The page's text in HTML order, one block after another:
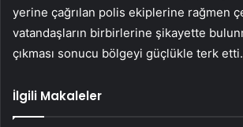
yerine çağrılan polis ekiplerine rağmen
vatandaşların birbirlerine şikayette
çıkması sonucu bölgeyi güçlükle terk etti.
İlgili Makaleler